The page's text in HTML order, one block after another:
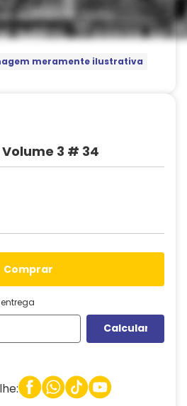
meramente ilustrativa
3 # 34
comprar